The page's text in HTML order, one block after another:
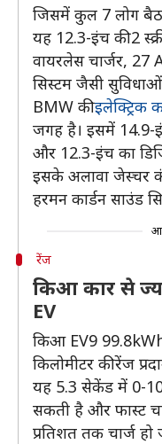
जिसमें कुल 7 लोग
यह 12.3-इंच की 2
वायरलेस चार्जर, 27
सिस्टम जैसी
BMW कीइलेक्ट्रिक
जगह है। इसमें 14.9-
और 12.3-इंच का
इसके अलावा जेस्चर
हरमन कार्डन साउंड
रेंज
किआ कार से
EV
किआ EV9
किलोमीटर की रेंज
यह 5.3 सेकेंड में 0-
सकती है और फास्ट
प्रतिशत तक चार्ज हो